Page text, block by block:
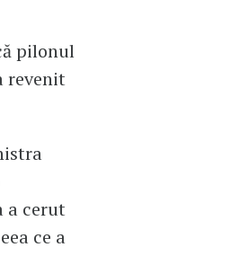
pilonul
revenit
a cerut
ce a